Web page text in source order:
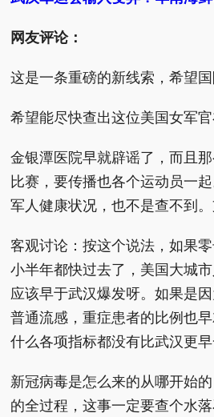
网友评论：
这是一条重磅的新线索，希望国
希望能尽快查出这位美国女军官
金银潭医院早就辟谣了，而且
比赛，要传播也各个运动员一
军人健康状况，也不是查不到。
客观讨论：按这个说法，如果
小半年都快过去了，美国大城
应该早于武汉爆发呀。如果是
普通流感，重症患者的比例也
什么各项指标都没有比武汉更早
新冠病毒是怎么来的从哪开始
的全过程，这事一定要查个水落